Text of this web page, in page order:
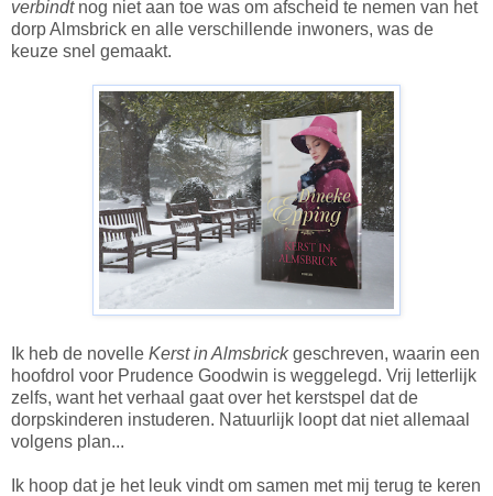
verbindtnog niet aan toe was om afscheid te nemen van het
dorp Almsbrick en alle verschillende inwoners, was de
keuze snel gemaakt.
Ik heb de novelle Kerst in Almsbrickgeschreven, waarin een
hoofdrol voor Prudence Goodwin is weggelegd. Vrij letterlijk
zelfs, want het verhaal gaat over het kerstspel dat de
dorpskinderen instuderen. Natuurlijk loopt dat niet allemaal
volgens plan...
Ik hoop dat je het leuk vindt om samen met mij terug te keren